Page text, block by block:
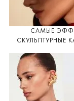
САМЫЕ
СКУЛЬПТУРНЫЕ